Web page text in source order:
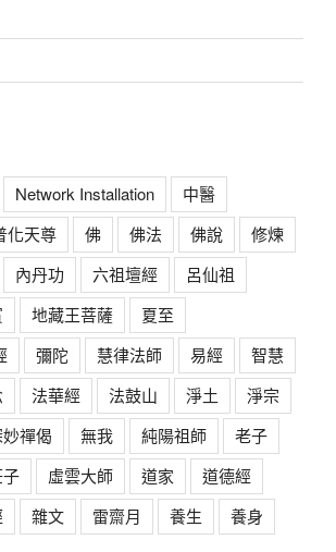
Network Installation
中醫
化天尊
佛 佛法 佛說
修煉
內丹功 六祖壇經
呂仙祖
地藏王菩薩
夏至
彌陀 慧律法師 易經
智慧
法華經 法鼓山 淨土
淨宗
禪偈 無我 純陽祖師
老子
虛雲大師 道家
道德經
雜文 雷齋月 養生
養身